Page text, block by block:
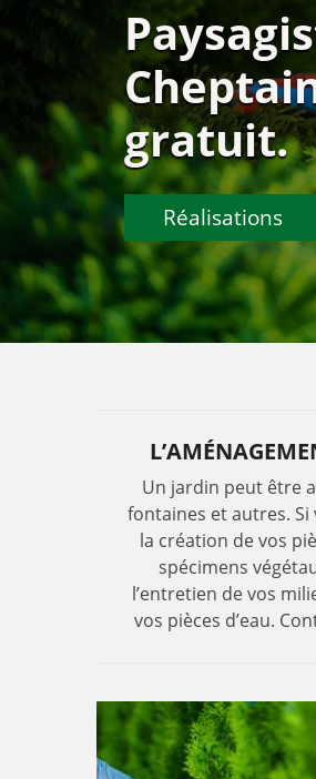
gratuit.
Réalisations
Un jardin peut être
fontaines et autres. Si
la création de vos
spécimens
l’entretien de vos
vos pièces d’eau.